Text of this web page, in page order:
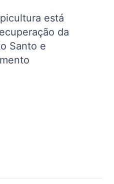
está
da
Santo e